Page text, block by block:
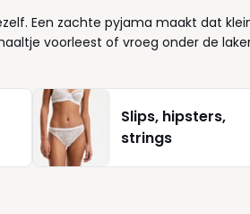
Een zachte pyjama maakt dat
voorleest of vroeg onder de
die volgen hoe jij leeft: soepel om in
wat je comfortabel vindt om in huis
Zo wordt je slaapkamer
en praktisch dat is de kracht van
Slips, hipsters,
strings